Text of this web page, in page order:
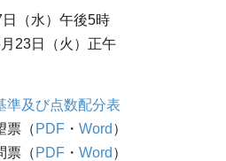
（水）午後5時
23日（火）正午
準及び点数配分表
票（ PDF・ Word ）
票（ PDF・ Word ）